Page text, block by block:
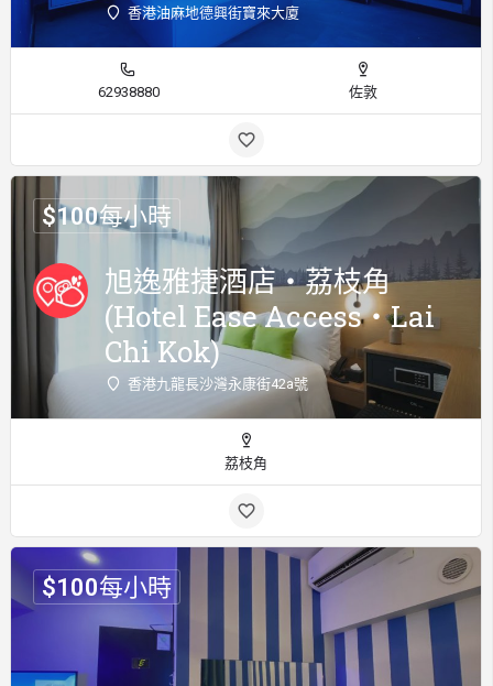
香港油麻地德興街寶來大廈
62938880 佐敦
旭逸雅捷酒店‧荔枝角
(Hotel Ease Access‧Lai
Chi Kok)
香港九龍長沙灣永康街42a號
$100每小時
荔枝角
$100每小時